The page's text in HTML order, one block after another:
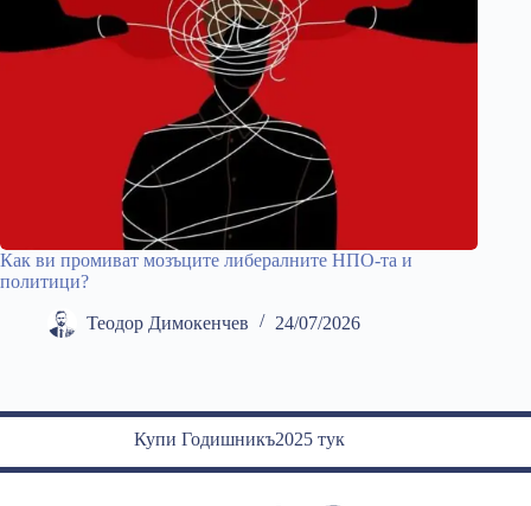
Как ви промиват мозъците либералните НПО-та и
политици?
Теодор Димокенчев 24/07/2026
Купи Годишникъ2025 тук